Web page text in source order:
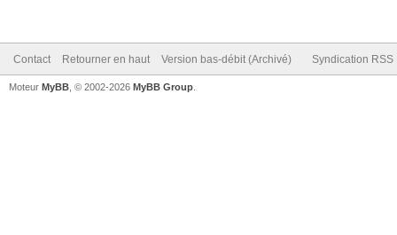
Contact Retourner en haut Version bas-débit (Archivé) Syndication RSS
Moteur MyBB , © 2002-2026 MyBB Group